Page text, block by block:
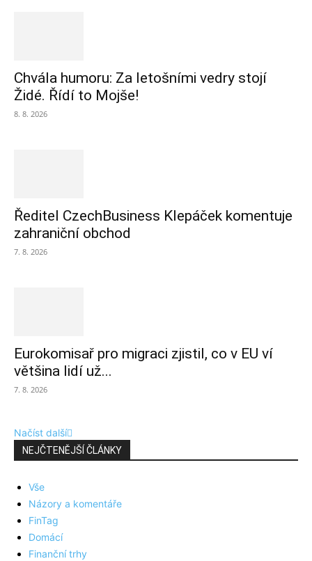
Chvála humoru: Za letošními vedry stojí
Židé. Řídí to Mojše!
8. 8. 2026
Ředitel CzechBusiness Klepáček komentuje
zahraniční obchod
7. 8. 2026
Eurokomisař pro migraci zjistil, co v EU ví
většina lidí už...
7. 8. 2026
Načíst další
NEJČTENĚJŠÍ ČLÁNKY
Vše
Názory a komentáře
FinTag
Domácí
Finanční trhy